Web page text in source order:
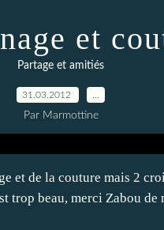
et
Partage et amitiés
31.03.2012
Par Marmottine
et de la couture mais 2
trop beau, merci Zabou